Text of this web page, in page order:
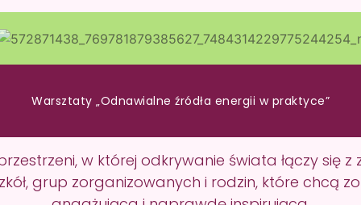
Warsztaty „Odnawialne źródła energii w praktyce”
w której odkrywanie świata łączy się
grup zorganizowanych i rodzin, które chcą